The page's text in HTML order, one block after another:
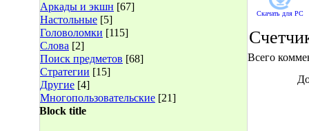
Аркады и экшн [67]
Настольные [5]
Головоломки [115]
Слова [2]
Поиск предметов [68]
Стратегии [15]
Другие [4]
Многопользовательские [21]
Block title
Скачать для PC
Всего